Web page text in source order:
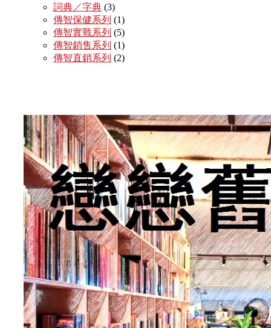
詞典／字典 (3)
傳智保健系列 (1)
傳智實戰系列 (5)
傳智銷售系列 (1)
傳智直銷系列 (2)